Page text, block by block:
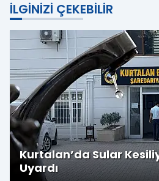
İLGINIZI ÇEKEBILIR
Kurtalan’da Sular
Uyardı